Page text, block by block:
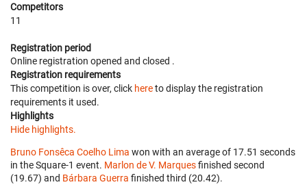
Competitors
11
Registration period
Online registration opened and closed .
Registration requirements
This competition is over, click hereto display the registration
requirements it used.
Highlights
Hide highlights.
Bruno Fonsêca Coelho Lima won with an average of 17.51 seconds
in the Square-1 event. Marlon de V. Marquesfinished second
(19.67) and Bárbara Guerra finished third (20.42).